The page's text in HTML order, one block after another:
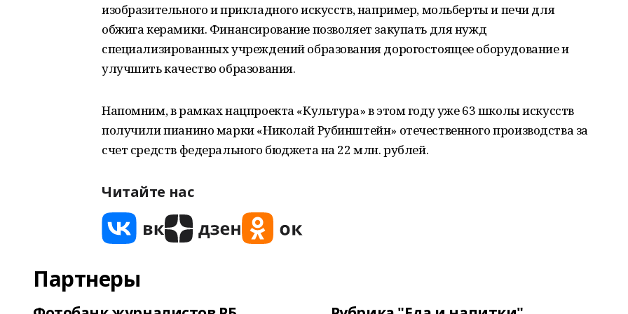
изобразительного и прикладного искусств, например, мольберты и печи для
обжига керамики. Финансирование позволяет закупать для нужд
специализированных учреждений образования дорогостоящее оборудование и
улучшить качество образования.
Напомним, в рамках нацпроекта «Культура» в этом году уже 63 школы искусств
получили пианино марки «Николай Рубинштейн» отечественного производства за
счет средств федерального бюджета на 22 млн. рублей.
Читайте нас
Партнеры